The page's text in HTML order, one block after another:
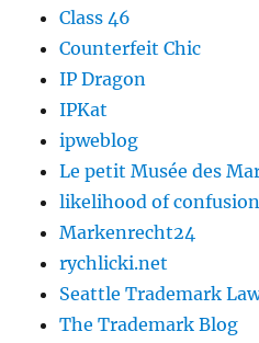
Class 46
Counterfeit Chic
IP Dragon
IPKat
ipweblog
Le petit Musée des
likelihood of confusion
Markenrecht24
rychlicki.net
Seattle Trademark
The Trademark Blog